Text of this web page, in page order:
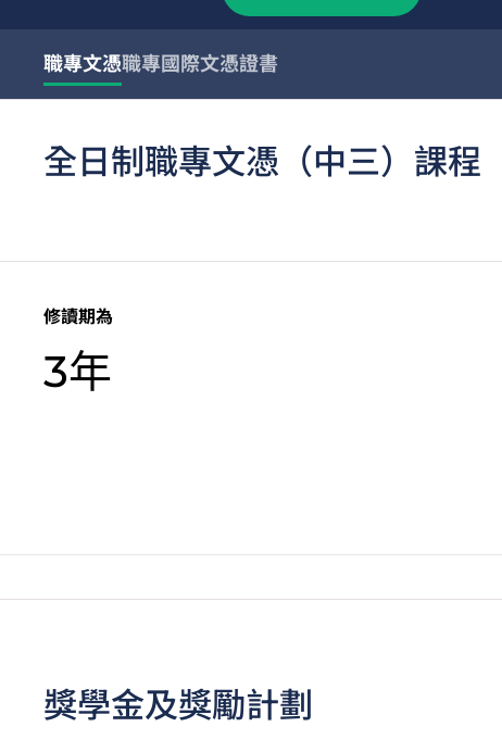
職專文憑職專國際文憑證書
全日制職專文憑（中三）課程
修讀期為
3年
獎學金及獎勵計劃